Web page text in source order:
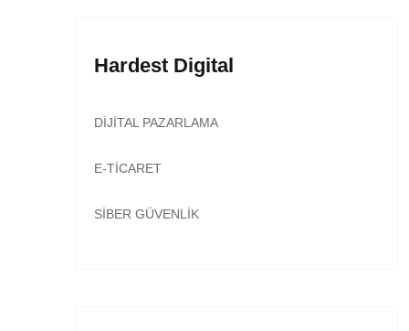
Hardest Digital
DIJITAL PAZARLAMA
E-TICARET
SIBER GÜVENLIK